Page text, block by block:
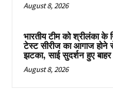
August 8, 2026
भारतीय टीम को श्रीलंका के
टेस्ट सीरीज का आगाज होने
झटका, साई सुदर्शन हुए बाहर
August 8, 2026